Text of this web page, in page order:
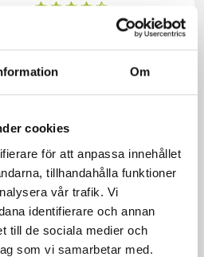
Om
cookies
för att anpassa innehållet
tillhandahålla funktioner
vår trafik. Vi
identifierare och annan
till de sociala medier och
som vi samarbetar med.
julen
jul